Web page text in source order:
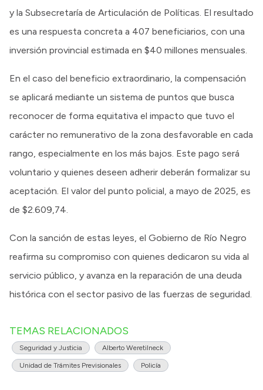
y la Subsecretaría de Articulación de Políticas. El resultado
es una respuesta concreta a 407 beneficiarios, con una
inversión provincial estimada en $40 millones mensuales.
En el caso del beneficio extraordinario, la compensación
se aplicará mediante un sistema de puntos que busca
reconocer de forma equitativa el impacto que tuvo el
carácter no remunerativo de la zona desfavorable en cada
rango, especialmente en los más bajos. Este pago será
voluntario y quienes deseen adherir deberán formalizar su
aceptación. El valor del punto policial, a mayo de 2025, es
de $2.609,74.
Con la sanción de estas leyes, el Gobierno de Río Negro
reafirma su compromiso con quienes dedicaron su vida al
servicio público, y avanza en la reparación de una deuda
histórica con el sector pasivo de las fuerzas de seguridad.
TEMAS RELACIONADOS
Seguridad y Justicia Alberto Weretilneck
Unidad de Trámites Previsionales Policía